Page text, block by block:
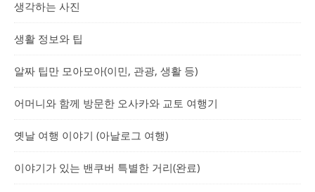
생각하는 사진
생활 정보와 팁
알짜 팁만 모아모아(이민, 관광, 생활 등)
어머니와 함께 방문한 오사카와 교토 여행기
옛날 여행 이야기 (아날로그 여행)
이야기가 있는 밴쿠버 특별한 거리(완료)